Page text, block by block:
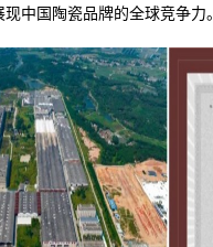
中国陶瓷品牌的全球竞争力。